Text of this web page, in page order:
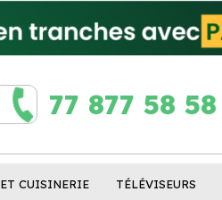
77 877 58 58
CUISINERIE TÉLÉVISEURS